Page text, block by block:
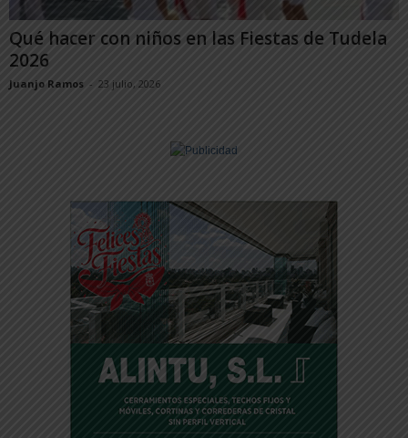
Qué hacer con niños en las Fiestas de Tudela
2026
Juanjo Ramos - 23 julio, 2026